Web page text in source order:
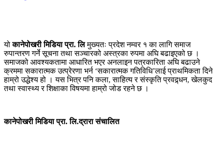
योकानेपोखरी मिडिया प्रा. लिमुख्यतः प्रदेश नम्वर १ का लागि समाज
रुपान्तरण गर्ने सूचना तथा सञ्चारको अस्त्रका रुपमा अघि बढाइएको छ ।
समाजको आवश्यकतामा आधारित भएर अनलाइन पत्रकारिता अघि बढाउने
क्रममा सकारात्मक उत्प्रेरणा भर्न ‘सकारात्मक गतिविधि’लाई प्राथमिकता दिने
हाम्रो उद्धेश्य हो । यस भित्र पनि कला, साहित्य र संस्कृति प्रवद्र्धन, खेलकुद
तथा स्वास्थ्य र शिक्षाका विषयमा हाम्रो जोड रहने छ ।
कानेपोखरी मिडिया प्रा. लि.द्रारा संचालित